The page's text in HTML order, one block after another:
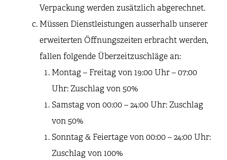
Verpackung werden zusätzlich abgerechnet.
Müssen Dienstleistungen ausserhalb unserer
erweiterten Öffnungszeiten erbracht werden,
fallen folgende Überzeitzuschläge an:
Montag – Freitag von 19:00 Uhr – 07:00
Uhr: Zuschlag von 50%
Samstag von 00:00 – 24:00 Uhr: Zuschlag
von 50%
Sonntag & Feiertage von 00:00 – 24:00 Uhr:
Zuschlag von 100%